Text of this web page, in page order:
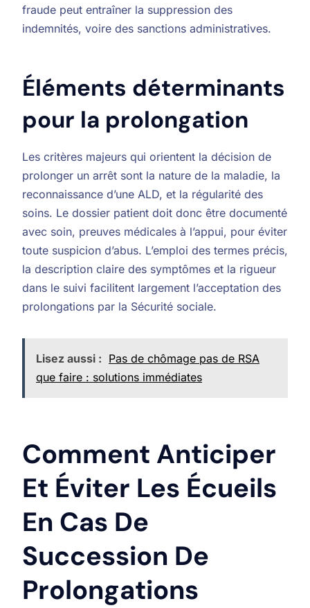
fraude peut entraîner la suppression des
indemnités, voire des sanctions administratives.
Éléments déterminants
pour la prolongation
Les critères majeurs qui orientent la décision de
prolonger un arrêt sont la nature de la maladie, la
reconnaissance d’une ALD, et la régularité des
soins. Le dossier patient doit donc être documenté
avec soin, preuves médicales à l’appui, pour éviter
toute suspicion d’abus. L’emploi des termes précis,
la description claire des symptômes et la rigueur
dans le suivi facilitent largement l’acceptation des
prolongations par la Sécurité sociale.
Lisez aussi : Pas de chômage pas de RSA
que faire : solutions immédiates
Comment Anticiper
Et Éviter Les Écueils
En Cas De
Succession De
Prolongations